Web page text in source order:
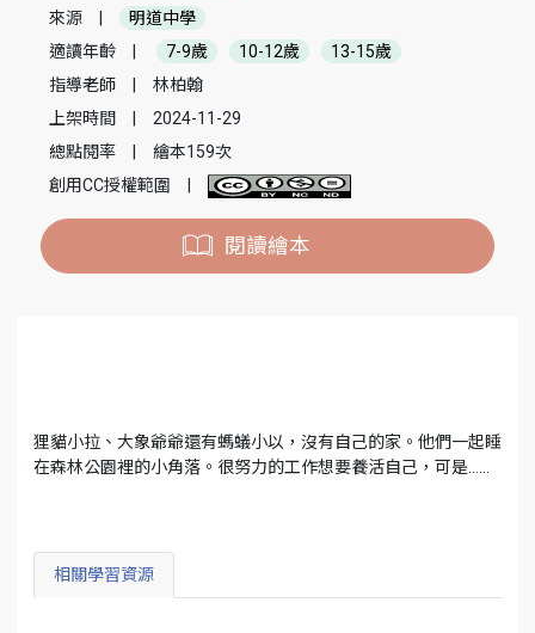
來源
明道中學
適讀年齡
7-9歲 10-12歲
13-15歲
指導老師
林柏翰
上架時間
2024-11-29
總點閱率
繪本159次
創用CC授權範圍
閱讀繪本
狸貓小拉、大象爺爺還有螞蟻小以，沒有自己的家。他們一起睡
在森林公園裡的小角落。很努力的工作想要養活自己，可是……
相關學習資源